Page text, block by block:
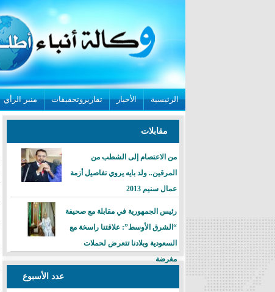
الرئيسية الأخبار تقاريروتحقيقات منبر الرأي
مقابلات
من الاعتصام إلى الشطب من
المرقين.. ولد بايه يروي تفاصيل أزمة
عمال سنيم 2013
رئيس الجمهورية في مقابلة مع صحيفة
“الشرق الأوسط”: علاقتنا راسخة مع
السعودية وبلادنا تتعرض لحملات
مغرضة
عدد الأسبوع